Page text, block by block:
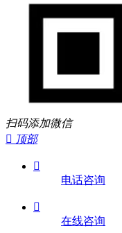
扫码添加微信
 顶部

电话咨询

在线咨询